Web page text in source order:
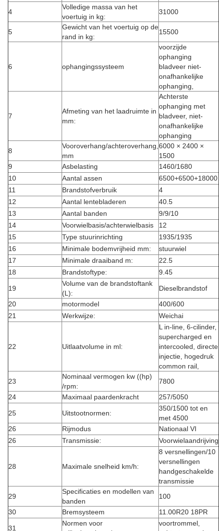
4
Volledige massa van het
voertuig in kg:
31000
5
Gewicht van het voertuig op de
rand in kg:
15500
6 ophangingssysteem
voorzijde
ophanging
bladveer niet-
onafhankelijke
ophanging,
7
Afmeting van het laadruimte in
mm:
Achterste
ophanging met
bladveer, niet-
onafhankelijke
ophanging
8
Vooroverhang/achteroverhang,
mm
6000 × 2400 ×
1500
9
Asbelasting
1460/1680
10
Aantal assen
6500+6500+18000
11
Brandstofverbruik
4
12
Aantal lentebladeren
40.5
13
Aantal banden
9/9/10
14
Voorwielbasis/achterwielbasis
12
15
Type stuurinrichting
1935/1935
16
Minimale bodemvrijheid mm:
stuurwiel
17
Minimale draaiband m:
22.5
18
Brandstoftype: 9.45
19
Volume van de brandstoftank
(L):
Dieselbrandstof
20
motormodel
400/600
21
Werkwijze: Weichai
22 Uitlaatvolume in ml:
L in-line, 6-cilinder,
supercharged en
intercooled, directe
injectie, hogedruk
common rail,
23
Nominaal vermogen kw ((hp)
/rpm:
7800
24
Maximaal paardenkracht 257/5050
25 Uitstootnormen:
350/1500 tot en
met 4500
26
Rijmodus
Nationaal VI
26
Transmissie: Voorwielaandrijving
28 Maximale snelheid km/h:
8 versnellingen/10
versnellingen
handgeschakelde
transmissie
29
Specificaties en modellen van
banden
100
30
Bremsysteem 11.00R20 18PR
31
Normen voor
voortrommel,